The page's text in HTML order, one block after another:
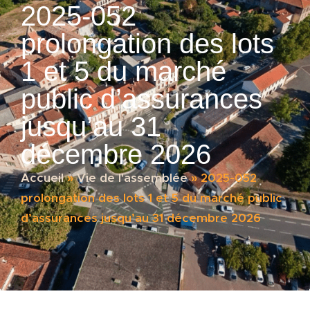
2025-052
prolongation des lots
1 et 5 du marché
public d’assurances
jusqu’au 31
décembre 2026
Accueil»Vie de l'assemblée»2025-052
prolongation des lots 1 et 5 du marché public
d’assurances jusqu’au 31 décembre 2026